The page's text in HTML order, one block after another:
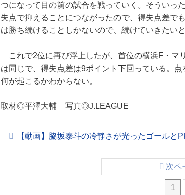
つになって目の前の試合を戦っていく。そういっ
失点で抑えることにつながったので、得失点差で
は勝ち続けることしかないので、続けていきたいと
これで2位に再び浮上したが、首位の横浜F・マ
は同じで、得失点差は9ポイント下回っている。
何が起こるかわからない。
取材◎平澤大輔 写真◎J.LEAGUE
【動画】脇坂泰斗の冷静さが光ったゴールと
1
次ペ